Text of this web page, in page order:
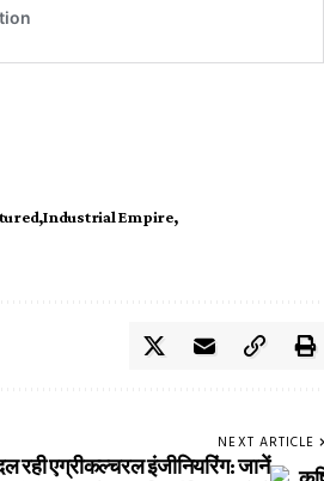
Industrial Empire
NEXT ARTICLE
रही एग्रीकल्चरल इंजीनियरिंग: जानें